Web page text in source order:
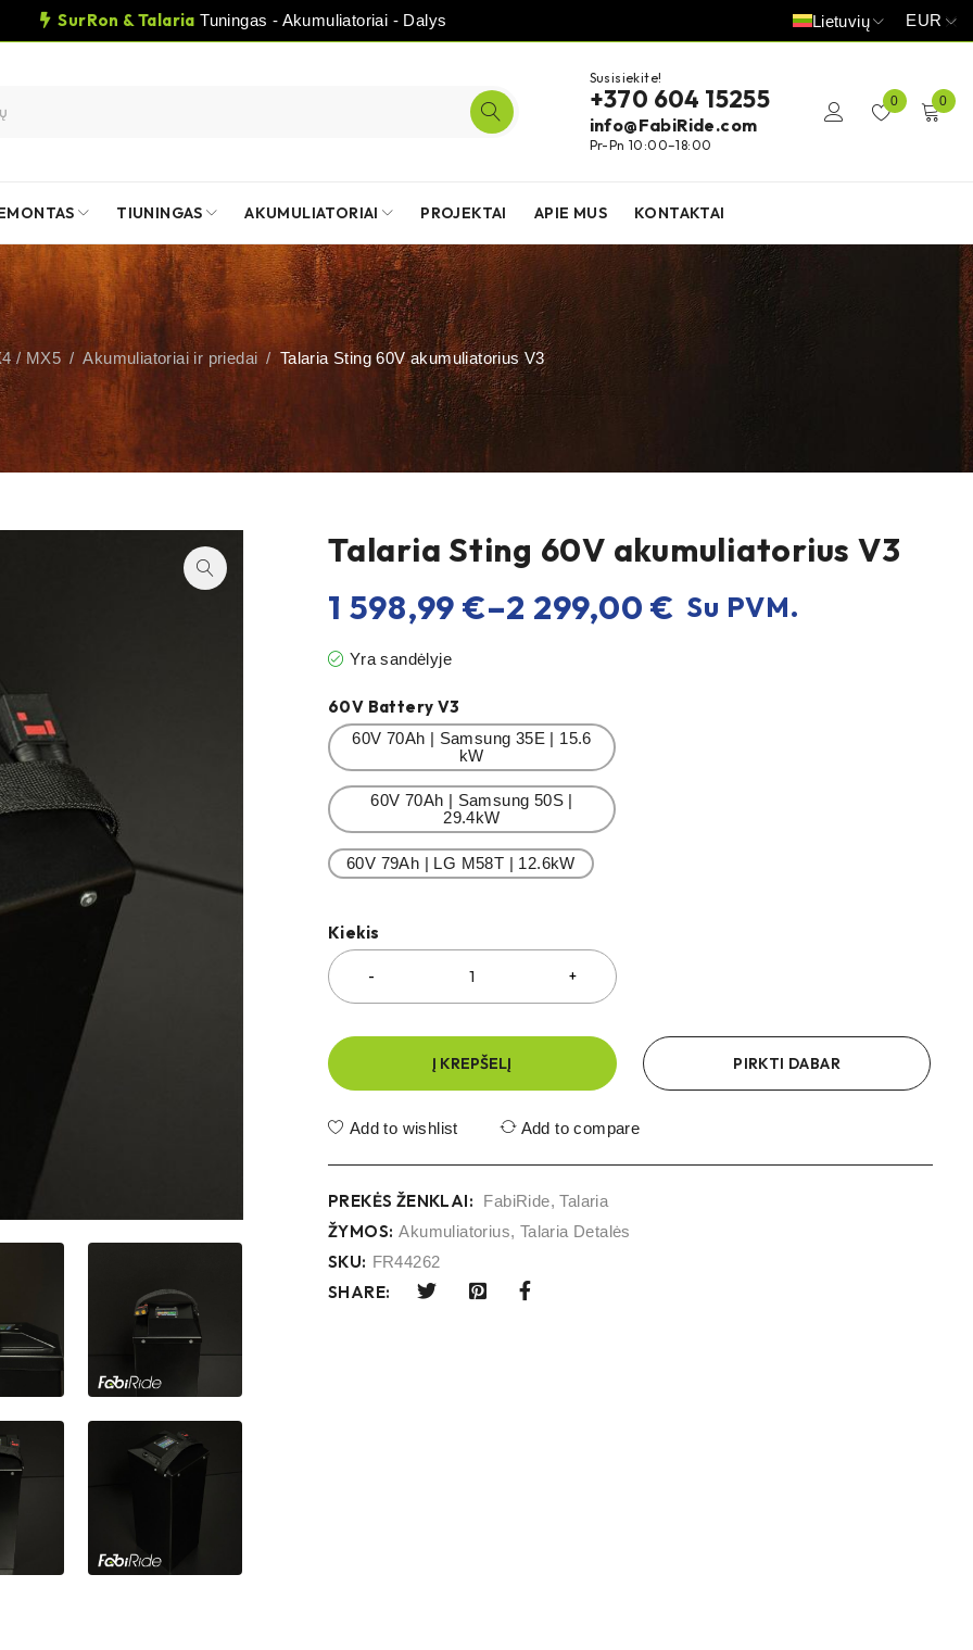
SurRon & Talaria Tuningas - Akumuliatoriai - Dalys Lietuvių EUR
Susisiekite!
+370 604 15255
info@FabiRide.com
Pr-Pn 10:00–18:00
0 0
TIUNINGAS AKUMULIATORIAI PROJEKTAI APIE MUS KONTAKTAI
/ MX5 / Akumuliatoriai ir priedai / Talaria Sting 60V akumuliatorius V3
Talaria Sting 60V akumuliatorius V3
1 598,99 €–2 299,00 € Su PVM.
Yra sandėlyje
60V Battery V3
60V 70Ah | Samsung 35E | 15.6
kW
60V 70Ah | Samsung 50S |
29.4kW
60V 79Ah | LG M58T | 12.6kW
Kiekis
Į KREPŠELĮ PIRKTI DABAR
Add to wishlist Add to compare
PREKĖS ŽENKLAI: FabiRide,Talaria
ŽYMOS: Akumuliatorius, Talaria Detalės
SKU: FR44262
SHARE: